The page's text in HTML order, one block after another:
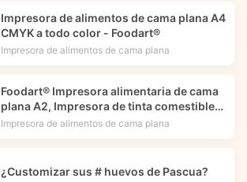
Impresora de alimentos de cama plana A4
CMYK a todo color - Foodart®
Impresora de alimentos de cama plana
Foodart® Impresora alimentaria de cama
plana A2, Impresora de tinta comestible
imprime imágenes de flores en macarons
Impresora de alimentos de cama plana
¿Customizar sus # huevos de Pascua?